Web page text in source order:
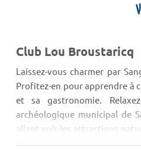
Club Lou Broustaricq
Laissez-vous charmer par
Profitez-en pour apprendre à
et sa gastronomie.
archéologique municipal de
allant voir les attractions
Leyre, de la forêt de Labenne